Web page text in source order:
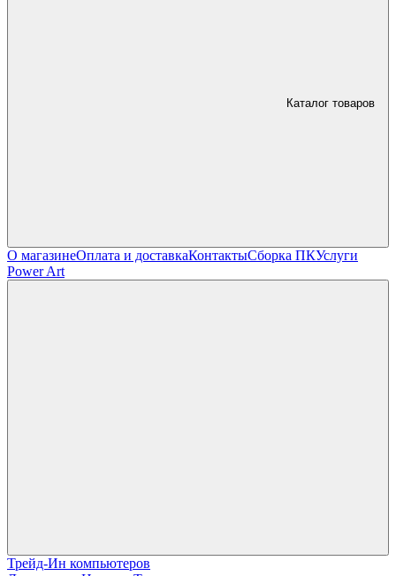
Каталог товаров
О магазинеОплата и доставкаКонтактыСборка ПКУслуги
Power Art
Трейд-Ин компьютеров